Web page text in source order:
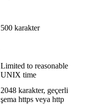
500 karakter
Limited to reasonable
UNIX time
2048 karakter, geçerli
şema https veya http